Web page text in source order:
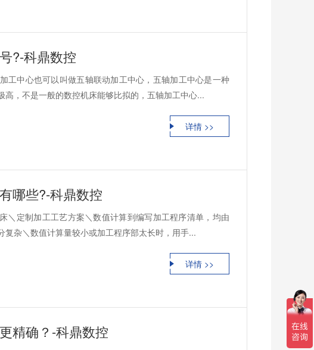
?-科鼎数控
工中心也可以叫做五轴联动加工中心，五轴加工中心是一种
，不是一般的数控机床能够比拟的，五轴加工中心...
详情 >>
哪些?-科鼎数控
＼定制加工工艺方案＼数值计算到编写加工程序清单，均由
复杂＼数值计算量较小或加工程序部太长时，用手...
详情 >>
精确？-科鼎数控